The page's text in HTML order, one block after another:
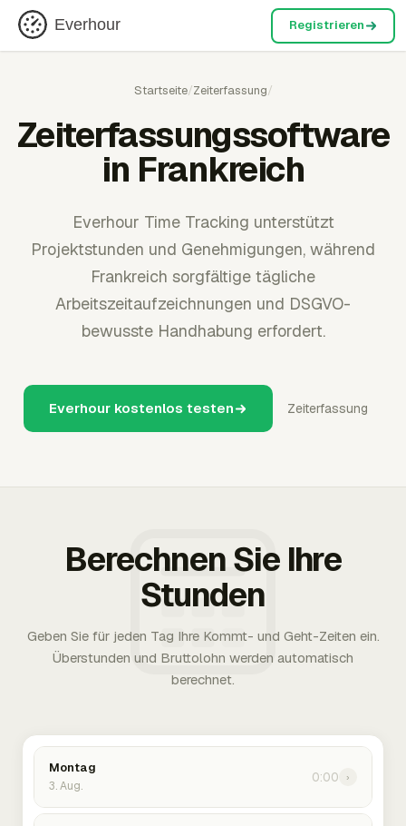
Everhour Registrieren
Startseite/Zeiterfassung/
Zeiterfassungssoftware
in Frankreich
Everhour Time Tracking unterstützt
Projektstunden und Genehmigungen, während
Frankreich sorgfältige tägliche
Arbeitszeitaufzeichnungen und DSGVO-
bewusste Handhabung erfordert.
Everhour kostenlos testen Zeiterfassung
Berechnen Sie Ihre
Stunden
Geben Sie für jeden Tag Ihre Kommt- und Geht-Zeiten ein.
Überstunden und Bruttolohn werden automatisch
berechnet.
Montag
3. Aug.
0:00 ›